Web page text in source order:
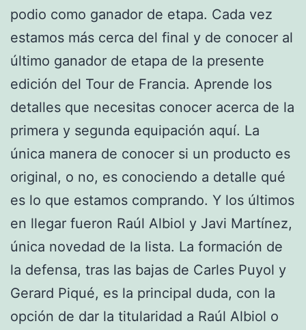
podio como ganador de etapa. Cada vez
estamos más cerca del final y de conocer al
último ganador de etapa de la presente
edición del Tour de Francia. Aprende los
detalles que necesitas conocer acerca de la
primera y segunda equipación aquí. La
única manera de conocer si un producto es
original, o no, es conociendo a detalle qué
es lo que estamos comprando. Y los últimos
en llegar fueron Raúl Albiol y Javi Martínez,
única novedad de la lista. La formación de
la defensa, tras las bajas de Carles Puyol y
Gerard Piqué, es la principal duda, con la
opción de dar la titularidad a Raúl Albiol o